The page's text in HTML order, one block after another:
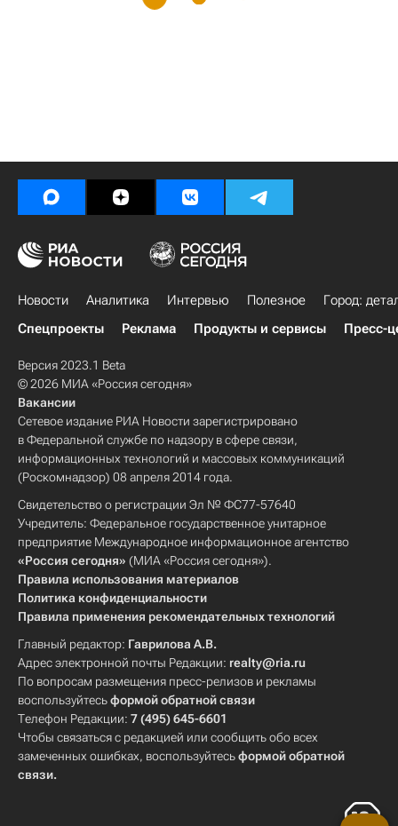
Новости Аналитика Интервью Полезное
Город:
Спецпроекты
Реклама Продукты и сервисы Пресс-
Версия 2023.1 Beta
© 2026 МИА «Россия сегодня»
Вакансии
Сетевое издание РИА Новости зарегистрировано
в Федеральной службе по надзору в сфере связи,
информационных технологий и массовых коммуникаций
(Роскомнадзор) 08 апреля 2014 года.
Свидетельство о регистрации Эл № ФС77-57640
Учредитель: Федеральное государственное унитарное
предприятие Международное информационное агентство
«Россия сегодня» (МИА «Россия сегодня»).
Правила использования материалов
Политика конфиденциальности
Правила применения рекомендательных технологий
Главный редактор: Гаврилова А.В.
Адрес электронной почты Редакции: realty@ria.ru
По вопросам размещения пресс-релизов и рекламы
воспользуйтесьформой обратной связи
Телефон Редакции: 7 (495) 645-6601
Чтобы связаться с редакцией или сообщить обо всех
замеченных ошибках, воспользуйтесьформой обратной
связи.